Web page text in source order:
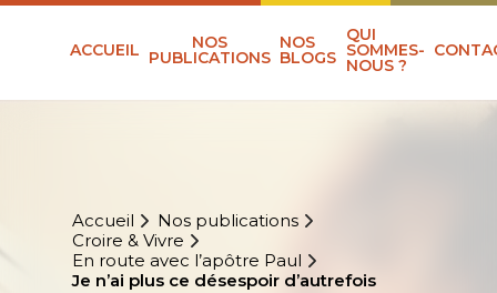
ACCUEIL NOS
PUBLICATIONS
NOS
BLOGS
QUI
SOMMES-
NOUS ?
Accueil
Nos publications
Croire & Vivre
En route avec l’apôtre Paul
Je n’ai plus ce désespoir d’autrefois